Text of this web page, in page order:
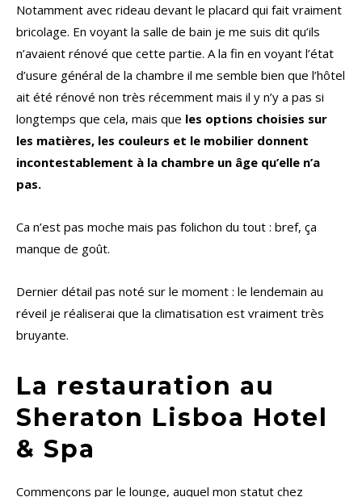
Notamment avec rideau devant le placard qui fait vraiment
bricolage. En voyant la salle de bain je me suis dit qu’ils
n’avaient rénové que cette partie. A la fin en voyant l’état
d’usure général de la chambre il me semble bien que l’hôtel
ait été rénové non très récemment mais il y n’y a pas si
longtemps que cela, mais que les options choisies sur
les matières, les couleurs et le mobilier donnent
incontestablement à la chambre un âge qu’elle n’a
pas.
Ca n’est pas moche mais pas folichon du tout : bref, ça
manque de goût.
Dernier détail pas noté sur le moment : le lendemain au
réveil je réaliserai que la climatisation est vraiment très
bruyante.
La restauration au
Sheraton Lisboa Hotel
& Spa
Commençons par le lounge, auquel mon statut chez